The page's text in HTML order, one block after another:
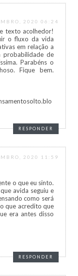
2020 06:24
texto acolhedor!
o fluxo da vida
em relação a
probabilidade de
Parabéns o
Fique bem.
RESPONDER
2020 11:59
o que eu sinto.
avida seguiu e
como será
que acredito que
era antes disso
RESPONDER